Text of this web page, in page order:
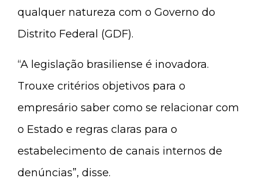
qualquer natureza com o Governo do
Distrito Federal (GDF).
“A legislação brasiliense é inovadora.
Trouxe critérios objetivos para o
empresário saber como se relacionar com
o Estado e regras claras para o
estabelecimento de canais internos de
denúncias”, disse.